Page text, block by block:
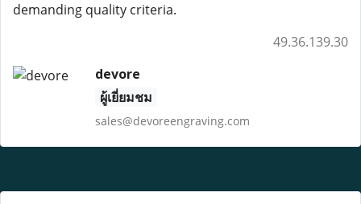
demanding quality criteria.
49.36.139.30
devore
ผู้เยี่ยมชม
sales@devoreengraving.com